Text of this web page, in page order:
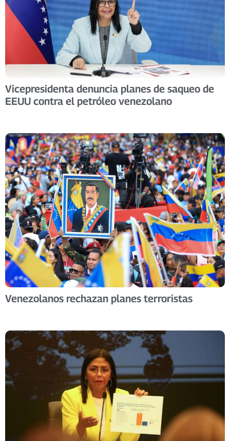
Vicepresidenta denuncia planes de saqueo de
EEUU contra el petróleo venezolano
Venezolanos rechazan planes terroristas